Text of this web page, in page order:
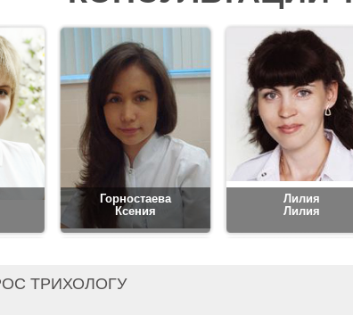
Горностаева
Ксения
Лилия
Лилия
ТРИХОЛОГУ